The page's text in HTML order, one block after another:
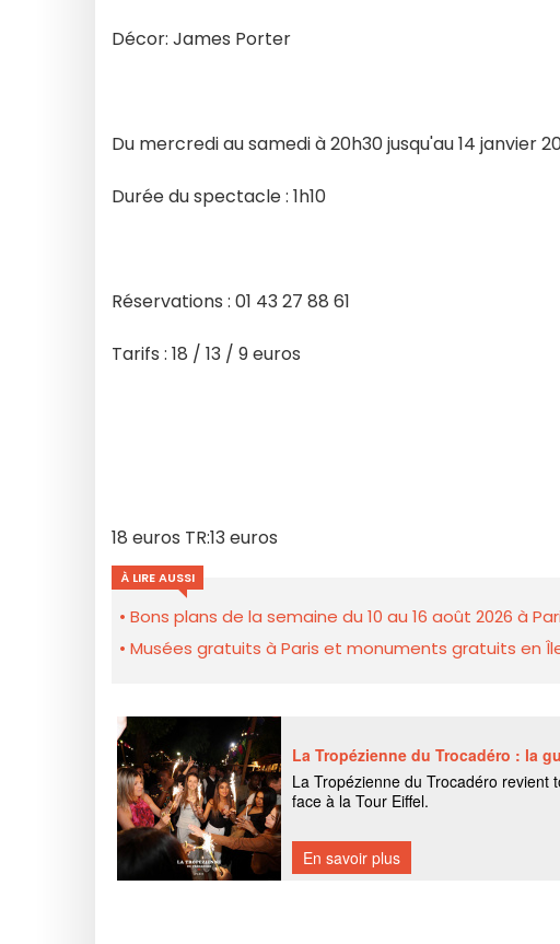
Décor: James Porter
Du mercredi au samedi à 20h30 jusqu'au 14 janvier
Durée du spectacle : 1h10
Réservations : 01 43 27 88 61
Tarifs : 18 / 13 / 9 euros
18 euros TR:13 euros
À LIRE AUSSI
Bons plans de la semaine du 10 au 16 août 2026 à
Musées gratuits à Paris et monuments gratuits en